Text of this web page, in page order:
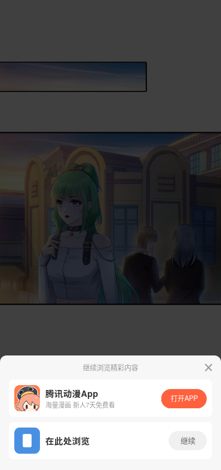
App免费看
继续浏览精彩内容
腾讯动漫App
海量漫画 新人7天免费看
打开APP
在此处浏览 继续